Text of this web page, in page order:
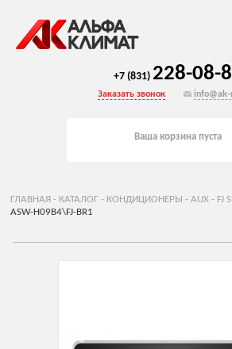
Ваша корзина пуста
+7 (831) 228-08-
Заказать звонок info@ak-
ГЛАВНАЯ - КАТАЛОГ - КОНДИЦИОНЕРЫ - AUX- FJ
ASW-H09B4\FJ-BR1